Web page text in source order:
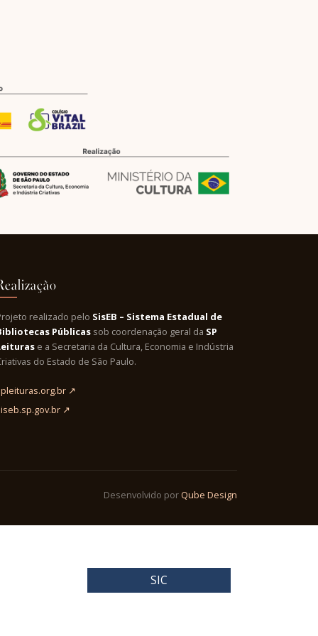
realizado pelo SisEB – Sistema Estadual de
Públicas sob coordenação geral da SP
e a Secretaria da Cultura, Economia e Indústria
do Estado de São Paulo.
↗
↗
Desenvolvido por Qube Design
SIC